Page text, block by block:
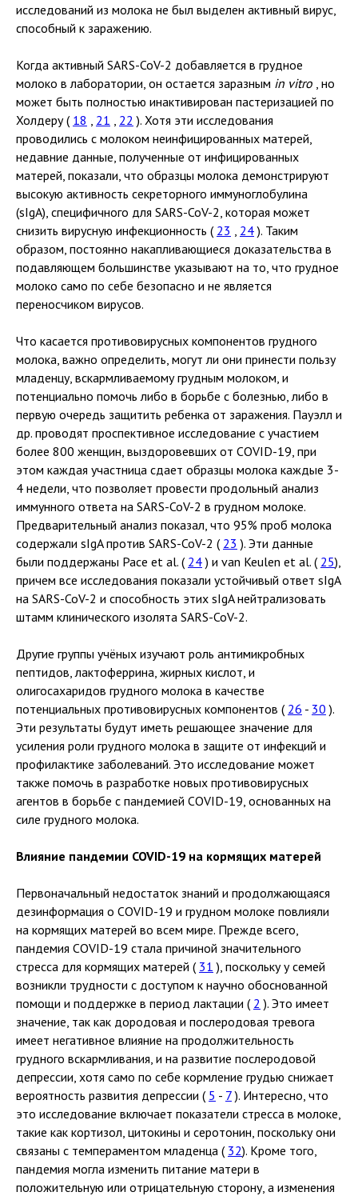
исследований из молока не был выделен активный вирус,
способный к заражению.
Когда активный SARS-CoV-2 добавляется в грудное
молоко в лаборатории, он остается заразным in vitro , но
может быть полностью инактивирован пастеризацией по
Холдеру ( 18 21 22 ). Хотя эти исследования
проводились с молоком неинфицированных матерей,
недавние данные, полученные от инфицированных
матерей, показали, что образцы молока демонстрируют
высокую активность секреторного иммуноглобулина
(sIgA), специфичного для SARS-CoV-2, которая может
снизить вирусную инфекционность ( 23 24). Таким
образом, постоянно накапливающиеся доказательства в
подавляющем большинстве указывают на то, что грудное
молоко само по себе безопасно и не является
переносчиком вирусов.
Что касается противовирусных компонентов грудного
молока, важно определить, могут ли они принести пользу
младенцу, вскармливаемому грудным молоком, и
потенциально помочь либо в борьбе с болезнью, либо в
первую очередь защитить ребенка от заражения. Пауэлл и
др. проводят проспективное исследование с участием
более 800 женщин, выздоровевших от COVID-19, при
этом каждая участница сдает образцы молока каждые 3-
4 недели, что позволяет провести продольный анализ
иммунного ответа на SARS-CoV-2 в грудном молоке.
Предварительный анализ показал, что 95% проб молока
содержали sIgA против SARS-CoV-2 ( 23 ). Эти данные
были поддержаны Pace et al. ( 24) и van Keulen et al. ( 25),
причем все исследования показали устойчивый ответ sIgA
на SARS-CoV-2 и способность этих sIgA нейтрализовать
штамм клинического изолята SARS-CoV-2.
Другие группы учёных изучают роль антимикробных
пептидов, лактоферрина, жирных кислот, и
олигосахаридов грудного молока в качестве
потенциальных противовирусных компонентов ( 26 - 30 ).
Эти результаты будут иметь решающее значение для
усиления роли грудного молока в защите от инфекций и
профилактике заболеваний. Это исследование может
также помочь в разработке новых противовирусных
агентов в борьбе с пандемией COVID-19, основанных на
силе грудного молока.
Влияние пандемии COVID-19 на кормящих матерей
Первоначальный недостаток знаний и продолжающаяся
дезинформация о COVID-19 и грудном молоке повлияли
на кормящих матерей во всем мире. Прежде всего,
пандемия COVID-19 стала причиной значительного
стресса для кормящих матерей ( 31 ), поскольку у семей
возникли трудности с доступом к научно обоснованной
помощи и поддержке в период лактации ( 2 ). Это имеет
значение, так как дородовая и послеродовая тревога
имеет негативное влияние на продолжительность
грудного вскармливания, и на развитие послеродовой
депрессии, хотя само по себе кормление грудью снижает
вероятность развития депрессии ( 5 - 7). Интересно, что
это исследование включает показатели стресса в молоке,
такие как кортизол, цитокины и серотонин, поскольку они
связаны с темпераментом младенца ( 32). Кроме того,
пандемия могла изменить питание матери в
положительную или отрицательную сторону, а изменения